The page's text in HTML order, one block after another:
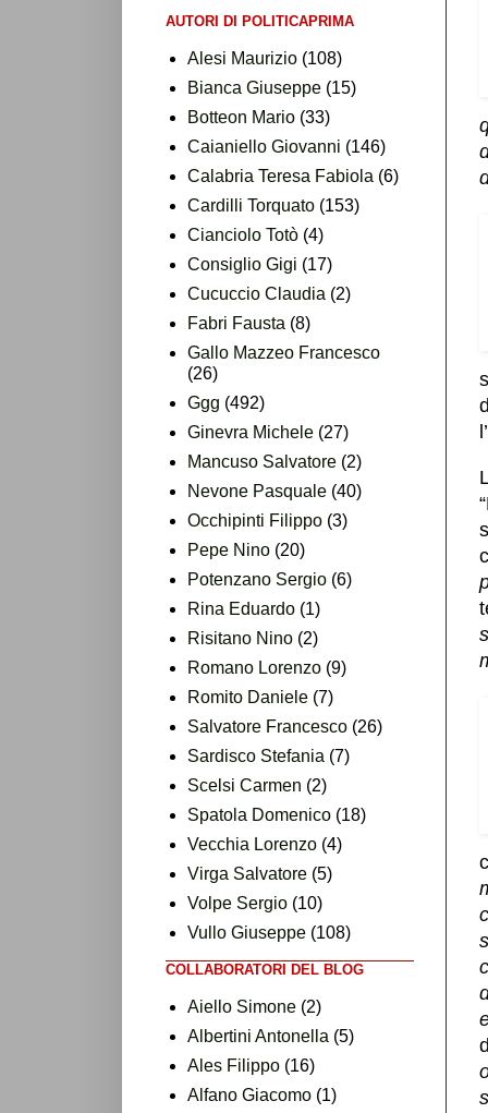
AUTORI DI POLITICAPRIMA
Alesi Maurizio (108)
Bianca Giuseppe (15)
Botteon Mario (33)
Caianiello Giovanni (146)
Calabria Teresa Fabiola (6)
Cardilli Torquato (153)
Cianciolo Totò (4)
Consiglio Gigi (17)
Cucuccio Claudia (2)
Fabri Fausta (8)
Gallo Mazzeo Francesco
(26)
Ggg (492)
Ginevra Michele (27)
Mancuso Salvatore (2)
Nevone Pasquale (40)
Occhipinti Filippo (3)
Pepe Nino (20)
Potenzano Sergio (6)
Rina Eduardo (1)
Risitano Nino (2)
Romano Lorenzo (9)
Romito Daniele (7)
Salvatore Francesco (26)
Sardisco Stefania (7)
Scelsi Carmen (2)
Spatola Domenico (18)
Vecchia Lorenzo (4)
Virga Salvatore (5)
Volpe Sergio (10)
Vullo Giuseppe (108)
COLLABORATORI DEL BLOG
Aiello Simone (2)
Albertini Antonella (5)
Ales Filippo (16)
Alfano Giacomo (1)